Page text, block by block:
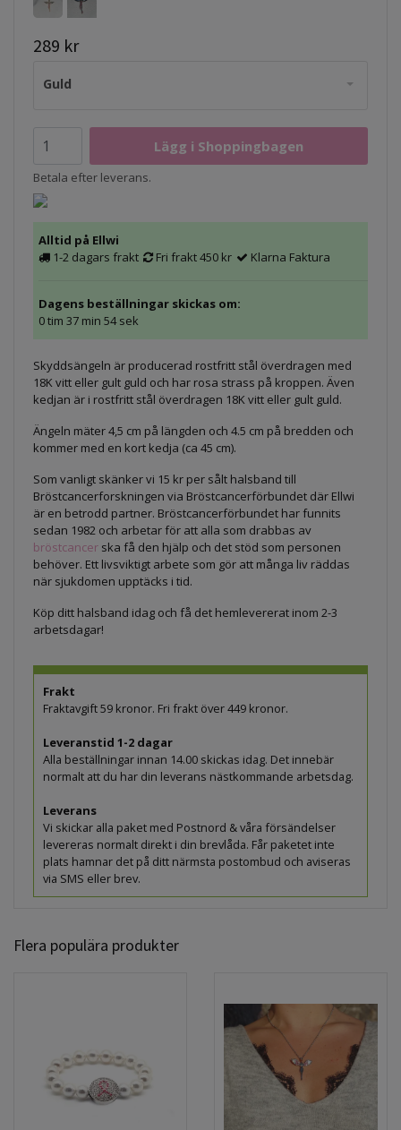
289 kr
Guld
Betala efter leverans.
Alltid på Ellwi
1-2 dagars frakt
Fri frakt 450 kr Klarna Faktura
Dagens beställningar skickas om:
0 tim 37 min 54 sek
Skyddsängeln är producerad rostfritt stål överdragen med
18K vitt eller gult guld och har rosa strass på kroppen. Även
kedjan är i rostfritt stål överdragen 18K vitt eller gult guld.
Ängeln mäter 4,5 cm på längden och 4.5 cm på bredden och
kommer med en kort kedja (ca 45 cm).
Som vanligt skänker vi 15 kr per sålt halsband till
Bröstcancerforskningen via Bröstcancerförbundet där Ellwi
är en betrodd partner. Bröstcancerförbundet har funnits
sedan 1982 och arbetar för att alla som drabbas av
bröstcancer ska få den hjälp och det stöd som personen
behöver. Ett livsviktigt arbete som gör att många liv räddas
när sjukdomen upptäcks i tid.
Köp ditt halsband idag och få det hemlevererat inom 2-3
arbetsdagar!
Frakt
Fraktavgift 59 kronor. Fri frakt över 449 kronor.
Leveranstid 1-2 dagar
Alla beställningar innan 14.00 skickas idag. Det innebär
normalt att du har din leverans nästkommande arbetsdag.
Leverans
Vi skickar alla paket med Postnord & våra försändelser
levereras normalt direkt i din brevlåda. Får paketet inte
plats hamnar det på ditt närmsta postombud och aviseras
via SMS eller brev.
Flera populära produkter